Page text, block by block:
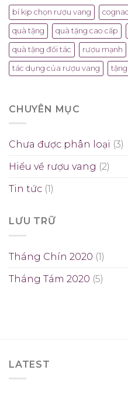
bí kịp chọn rượu vang cognac
quà tặng quà tặng cao cấp
quà tặng đối tác rượu mạnh
tác dụng của rượu vang
CHUYÊN MỤC
Chưa được phân loại (3)
Hiểu về rượu vang (2)
Tin tức (1)
LƯU TRỮ
Tháng Chín 2020 (1)
Tháng Tám 2020 (5)
LATEST